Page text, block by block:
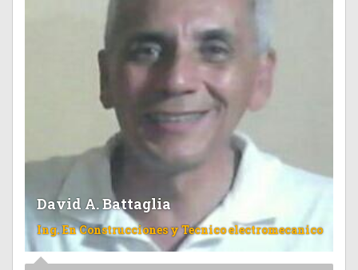
David A. Battaglia
Ing. En Construcciones y Tecnico electromecanico